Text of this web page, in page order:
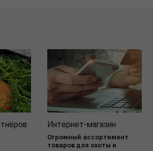
Интернет-магазин
Огромный ассортимент
товаров для охоты и